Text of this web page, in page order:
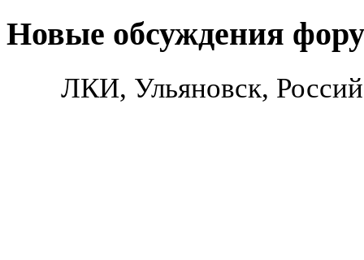
Новые обсуждения
ЛКИ, Ульяновск,